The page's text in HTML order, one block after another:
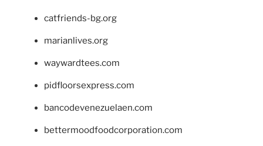
catfriends-bg.org
marianlives.org
waywardtees.com
pidfloorsexpress.com
bancodevenezuelaen.com
bettermoodfoodcorporation.com